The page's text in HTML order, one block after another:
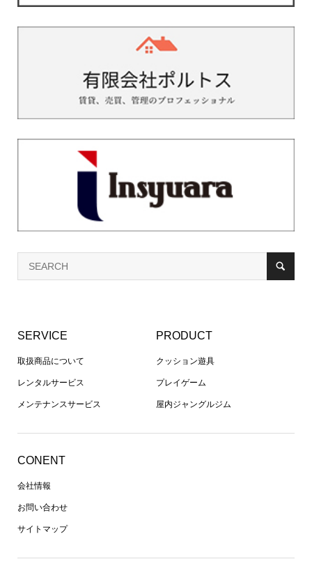
SERVICE
取扱商品について
レンタルサービス
メンテナンスサービス
PRODUCT
クッション遊具
プレイゲーム
屋内ジャングルジム
CONENT
会社情報
お問い合わせ
サイトマップ